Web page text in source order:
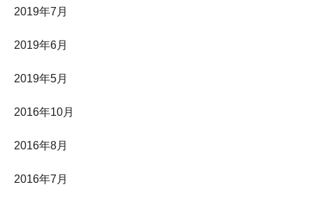
2019年7月
2019年6月
2019年5月
2016年10月
2016年8月
2016年7月